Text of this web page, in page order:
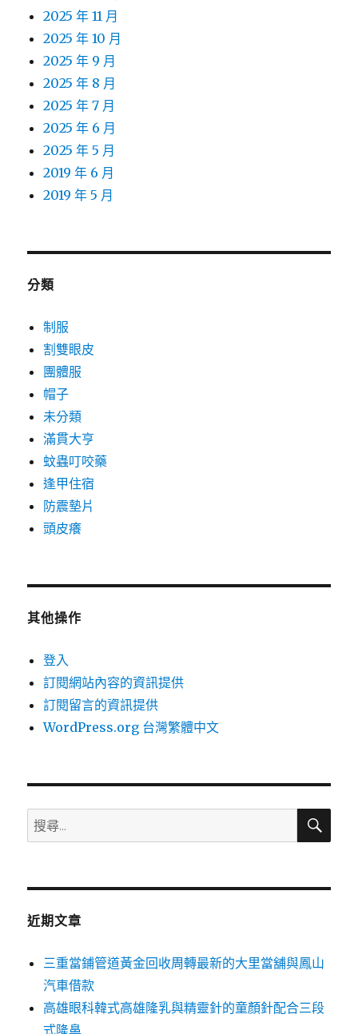
2025 年 11 月
2025 年 10 月
2025 年 9 月
2025 年 8 月
2025 年 7 月
2025 年 6 月
2025 年 5 月
2019 年 6 月
2019 年 5 月
分類
制服
割雙眼皮
團體服
帽子
未分類
滿貫大亨
蚊蟲叮咬藥
逢甲住宿
防震墊片
頭皮癢
其他操作
登入
訂閱網站內容的資訊提供
訂閱留言的資訊提供
WordPress.org 台灣繁體中文
搜
尋
鍵
搜
近期文章
三重當鋪管道黃金回收周轉最新的大里當舖與鳳山
汽車借款
高雄眼科韓式高雄隆乳與精靈針的童顏針配合三段
式隆鼻